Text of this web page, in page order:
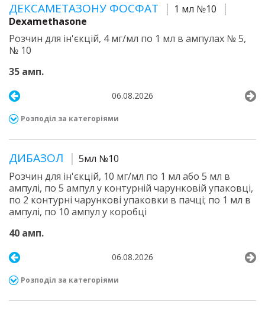
ДЕКСАМЕТАЗОНУ ФОСФАТ
1 мл №10
Dexamethasone
Розчин для ін'єкцій, 4 мг/мл по 1 мл в ампулах № 5,
№ 10
35 амп.
06.08.2026
Розподіл за категоріями
ДИБАЗОЛ
5мл №10
Розчин для ін'єкцій, 10 мг/мл по 1 мл або 5 мл в
ампулі, по 5 ампул у контурній чарунковій упаковці,
по 2 контурні чарункові упаковки в пачці; по 1 мл в
ампулі, по 10 ампул у коробці
40 амп.
06.08.2026
Розподіл за категоріями